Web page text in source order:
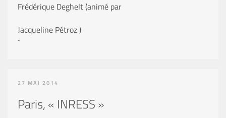
Frédérique Deghelt (animé par
Jacqueline Pétroz )
`
27 MAI 2014
Paris, « INRESS »